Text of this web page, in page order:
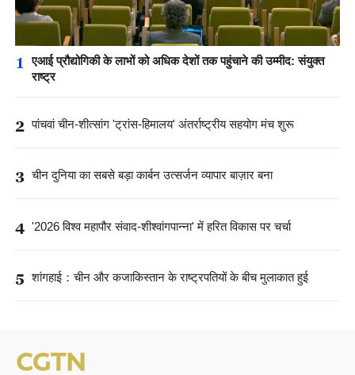
1
एआई प्रौद्योगिकी के लाभों को अधिक देशों तक पहुंचाने की उम्मीद: संयुक्त
राष्ट्र
2 पांचवां चीन-शीत्सांग 'ट्रांस-हिमालय' अंतर्राष्ट्रीय सहयोग मंच शुरू
3 चीन दुनिया का सबसे बड़ा कार्बन उत्सर्जन व्यापार बाज़ार बना
4 '2026 विश्व महापौर संवाद-शीश्वांगपान्ना' में हरित विकास पर चर्चा
5 शांगहाई：चीन और कजाकिस्तान के राष्ट्रपतियों के बीच मुलाकात हुई